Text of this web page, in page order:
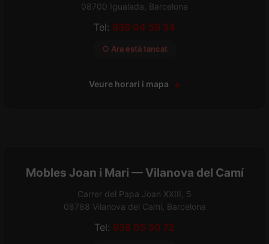
08700 Igualada, Barcelona
Tel: 938 04 59 54
○ Ara està tancat
Veure horari i mapa
Mobles Joan i Mari — Vilanova del Camí
Carrer del Papa Joan XXIII, 5
08788 Vilanova del Camí, Barcelona
Tel: 938 05 50 72